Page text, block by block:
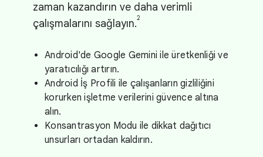
zaman kazandırın ve daha verimli
çalışmalarını sağlayın.2
Android'de Google Gemini ile üretkenliği ve
yaratıcılığı artırın.
Android İş Profili ile çalışanların gizliliğini
korurken işletme verilerini güvence altına
alın.
Konsantrasyon Modu ile dikkat dağıtıcı
unsurları ortadan kaldırın.